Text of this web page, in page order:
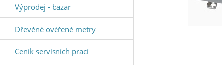
Výprodej - bazar
Dřevěné ověřené metry
Ceník servisních prací